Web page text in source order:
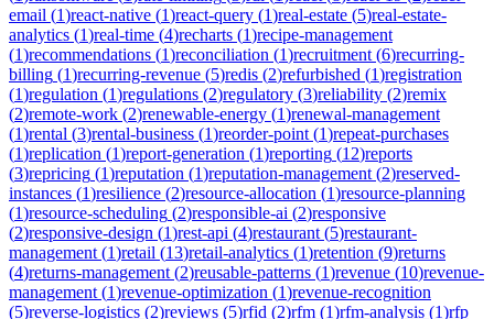
email (1)react-native (1)react-query (1)real-estate (5)real-estate-
analytics (1)real-time (4)recharts (1)recipe-management
(1)recommendations (1)reconciliation (1)recruitment (6)recurring-
billing (1)recurring-revenue (5)redis (2)refurbished (1)registration
(1)regulation (1)regulations (2)regulatory (3)reliability (2)remix
(2)remote-work (2)renewable-energy (1)renewal-management
(1)rental (3)rental-business (1)reorder-point (1)repeat-purchases
(1)replication (1)report-generation (1)reporting (12)reports
(3)repricing (1)reputation (1)reputation-management (2)reserved-
instances (1)resilience (2)resource-allocation (1)resource-planning
(1)resource-scheduling (2)responsible-ai (2)responsive
(2)responsive-design (1)rest-api (4)restaurant (5)restaurant-
management (1)retail (13)retail-analytics (1)retention (9)returns
(4)returns-management (2)reusable-patterns (1)revenue (10)revenue-
management (1)revenue-optimization (1)revenue-recognition
(5)reverse-logistics (2)reviews (5)rfid (2)rfm (1)rfm-analysis (1)rfp